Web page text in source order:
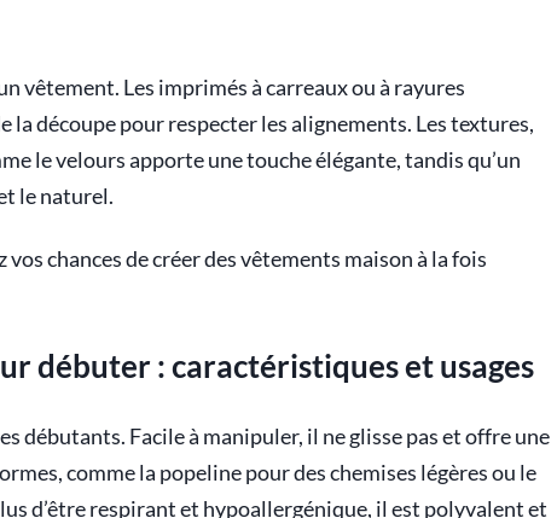
vêtement. Les imprimés à carreaux ou à rayures
découpe pour respecter les alignements. Les textures,
le velours apporte une touche élégante, tandis qu’un
le naturel.
chances de créer des vêtements maison à la fois
débuter : caractéristiques et usages
débutants. Facile à manipuler, il ne glisse pas et offre une
comme la popeline pour des chemises légères ou le
d’être respirant et hypoallergénique, il est polyvalent et